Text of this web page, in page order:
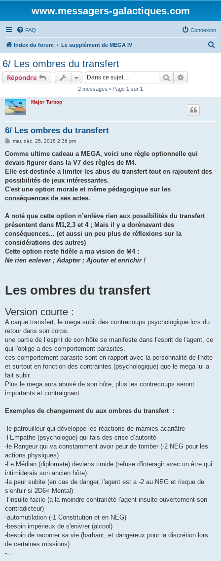
www.messagers-galactiques.com
FAQ Connexion
Index du forum Le supplément de MEGA IV
6/ Les ombres du transfert
Répondre Rechercher
2 messages • Page 1 sur 1
Major Turbop
6/ Les ombres du transfert
M
s
a
g
mar. déc. 25, 2018 2:36 pm
Comme ultime cadeau a MEGA, voici une règle optionnelle qui
devais figurer dans la V7 des règles de M4.
Elle est destinée a limiter les abus du transfert tout en rajoutent des
possibilités de jeux intéressantes.
C'est une option morale et même pédagogique sur les
conséquences de ses actes.
A noté que cette option n’enlève rien aux possibilités du transfert
présentent dans M1,2,3 et 4 ; Mais il y a dorénavant des
conséquences... (et aussi un peu plus de réflexions sur la
considérations des autres)
Cette option reste fidèle a ma vision de M4 :
Ne rien enlever ; Adapter ; Ajouter et enrichir !
Les ombres du transfert
Version courte :
A caque transfert, le mega subit des contrecoups psychologique lors du
retour dans son corps.
une partie de l’esprit de son hôte se manifeste dans l'esprit de l'agent, ce
qui l'oblige a des comportement parasites.
ces comportement parasite sont en rapport avec la personnalité de l'hôte
et surtout en fonction des contraintes (psychologique) que le mega lui a
fait subir.
Plus le mega aura abusé de son hôte, plus les contrecoups seront
importants et contraignant.
Exemples de changement du aux ombres du transfert :
-le patrouilleur qui développe les réactions de mamies acariâtre
-l’Empathe (psychologue) qui fais des crise d’autorité
-le Rangeur qui va constamment avoir peur de tomber (-2 NEG pour les
actions physiques)
-Le Médian (diplomate) deviens timide (refuse d'interagir avec un être qui
intimiderais son ancien hôte)
-la peur subite (en cas de danger, l'agent est a -2 au NEG et risque de
s’enfuir si 2D6< Mental)
-l'insulte facile (a la moindre contrariété l'agent insulte ouvertement son
contradicteur)
-automutilation (-1 Constitution et en NEG)
-besoin impérieux de s'enivrer (alcool)
-besoin de raconter sa vie (barbant, et dangereux pour la discrétion lors
de certaines missions)
-...